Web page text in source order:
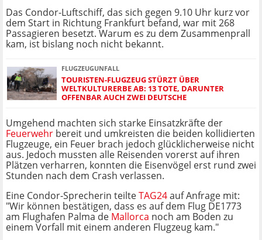
Das Condor-Luftschiff, das sich gegen 9.10 Uhr kurz vor
dem Start in Richtung Frankfurt befand, war mit 268
Passagieren besetzt. Warum es zu dem Zusammenprall
kam, ist bislang noch nicht bekannt.
FLUGZEUGUNFALL
TOURISTEN-FLUGZEUG STÜRZT ÜBER
WELTKULTURERBE AB: 13 TOTE, DARUNTER
OFFENBAR AUCH ZWEI DEUTSCHE
Umgehend machten sich starke Einsatzkräfte der
Feuerwehr bereit und umkreisten die beiden kollidierten
Flugzeuge, ein Feuer brach jedoch glücklicherweise nicht
aus. Jedoch mussten alle Reisenden vorerst auf ihren
Plätzen verharren, konnten die Eisenvögel erst rund zwei
Stunden nach dem Crash verlassen.
Eine Condor-Sprecherin teilteTAG24auf Anfrage mit:
"Wir können bestätigen, dass es auf dem Flug DE1773
am Flughafen Palma de Mallorca noch am Boden zu
einem Vorfall mit einem anderen Flugzeug kam."